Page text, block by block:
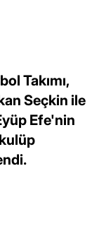
Takımı,
Seçkin ile
Efe'nin